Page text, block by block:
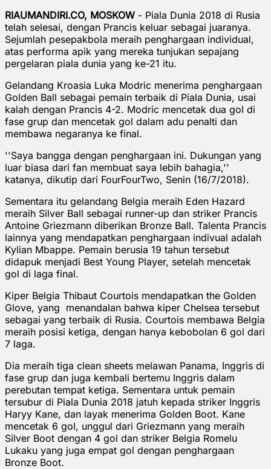
RIAUMANDIRI.CO, MOSKOW - Piala Dunia 2018 di Rusia
telah selesai, dengan Prancis keluar sebagai juaranya.
Sejumlah pesepakbola meraih penghargaan individual,
atas performa apik yang mereka tunjukan sepajang
pergelaran piala dunia yang ke-21 itu.
Gelandang Kroasia Luka Modric menerima penghargaan
Golden Ball sebagai pemain terbaik di Piala Dunia, usai
kalah dengan Prancis 4-2. Modric mencetak dua gol di
fase grup dan mencetak gol dalam adu penalti dan
membawa negaranya ke final.
''Saya bangga dengan penghargaan ini. Dukungan yang
luar biasa dari fan membuat saya lebih bahagia,''
katanya, dikutip dari FourFourTwo, Senin (16/7/2018).
Sementara itu gelandang Belgia meraih Eden Hazard
meraih Silver Ball sebagai runner-up dan striker Prancis
Antoine Griezmann diberikan Bronze Ball. Talenta Prancis
lainnya yang mendapatkan penghargaan indivual adalah
Kylian Mbappe. Pemain berusia 19 tahun tersebut
didapuk menjadi Best Young Player, setelah mencetak
gol di laga final.
Kiper Belgia Thibaut Courtois mendapatkan the Golden
Glove, yang menandalan bahwa kiper Chelsea tersebut
sebagai yang terbaik di Rusia. Courtois membawa Belgia
meraih posisi ketiga, dengan hanya kebobolan 6 gol dari
7 laga.
Dia meraih tiga clean sheets melawan Panama, Inggris di
fase grup dan juga kembali bertemu Inggris dalam
perebutan tempat ketiga. Sementara untuk pemain
tersubur di Piala Dunia 2018 jatuh kepada striker Inggris
Haryy Kane, dan layak menerima Golden Boot. Kane
mencetak 6 gol, unggul dari Griezmann yang meraih
Silver Boot dengan 4 gol dan striker Belgia Romelu
Lukaku yang juga empat gol dengan penghargaan
Bronze Boot.